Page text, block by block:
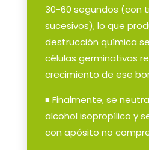
30-60 segundos (con
sucesivos), lo que
destrucción química
células germinativas
crecimiento de ese
◾ Finalmente, se
alcohol isopropílico y
con apósito no